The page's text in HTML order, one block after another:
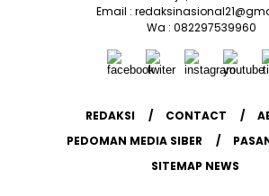
Email :
Wa : 082297539960
REDAKSI CONTACT
PEDOMAN MEDIA SIBER
SITEMAP NEWS